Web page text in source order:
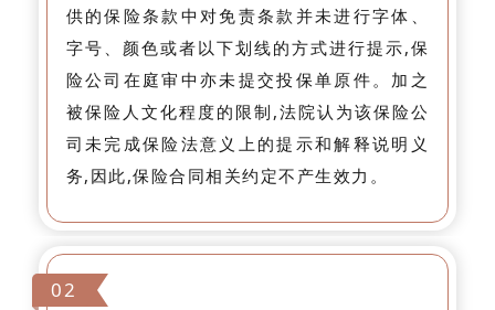
供的保险条款中对免责条款并未进行字体、
字号、颜色或者以下划线的方式进行提示,保
险公司在庭审中亦未提交投保单原件。加之
被保险人文化程度的限制,法院认为该保险公
司未完成保险法意义上的提示和解释说明义
务,因此,保险合同相关约定不产生效力。
02